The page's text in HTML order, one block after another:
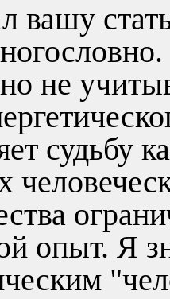
вашу
не
судьбу
опыт. Я